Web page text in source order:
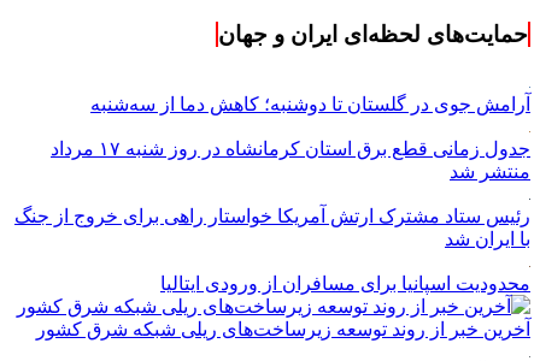
حمایت‌های لحظه‌ای ایران و جهان
آرامش جوی در گلستان تا دوشنبه؛ کاهش دما از سه‌شنبه
جدول زمانی قطع برق استان کرمانشاه در روز شنبه ۱۷ مرداد
منتشر شد
رئیس ستاد مشترک ارتش آمریکا خواستار راهی برای خروج از جنگ
با ایران شد
محدودیت اسپانیا برای مسافران از ورودی ایتالیا
آخرین خبر از روند توسعه زیرساخت‌های ریلی شبکه شرق کشور